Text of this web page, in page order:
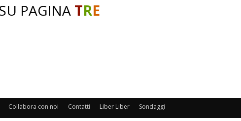
PAGINA TRE
Collabora con noi Contatti Liber Liber Sondaggi